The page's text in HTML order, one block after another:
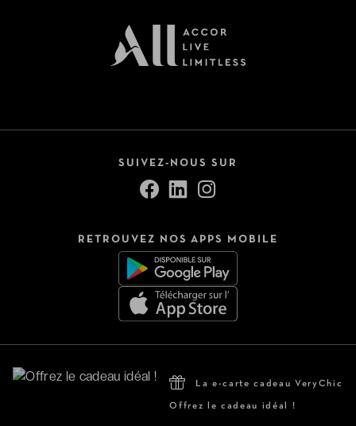
SUIVEZ-NOUS SUR
RETROUVEZ NOS APPS MOBILE
La e-carte cadeau VeryChic
Offrez le cadeau idéal !